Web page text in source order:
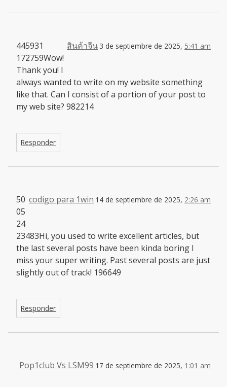
สินค้าจีน 3 de septiembre de 2025, 5:41 am
445931
172759Wow!
Thank you! I
always wanted to write on my website something
like that. Can I consist of a portion of your post to
my web site? 982214
Responder
codigo para 1win 14 de septiembre de 2025, 2:26 am
50
05
24
23483Hi, you used to write excellent articles, but
the last several posts have been kinda boring I
miss your super writing. Past several posts are just
slightly out of track! 196649
Responder
Pop1club Vs LSM99 17 de septiembre de 2025, 1:01 am